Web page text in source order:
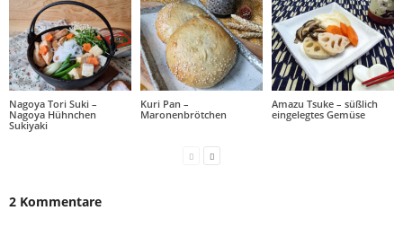
Nagoya Tori Suki –
Nagoya Hühnchen
Sukiyaki
Kuri Pan –
Maronenbrötchen
Amazu Tsuke – süßlich
eingelegtes Gemüse
2 Kommentare